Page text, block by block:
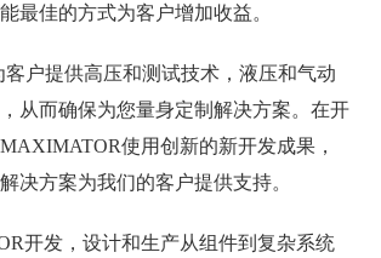
最佳的方式为客户增加收益。
客户提供高压和测试技术，液压和气动
从而确保为您量身定制解决方案。在开
使用创新的新开发成果，
决方案为我们的客户提供支持。
开发，设计和生产从组件到复杂系统